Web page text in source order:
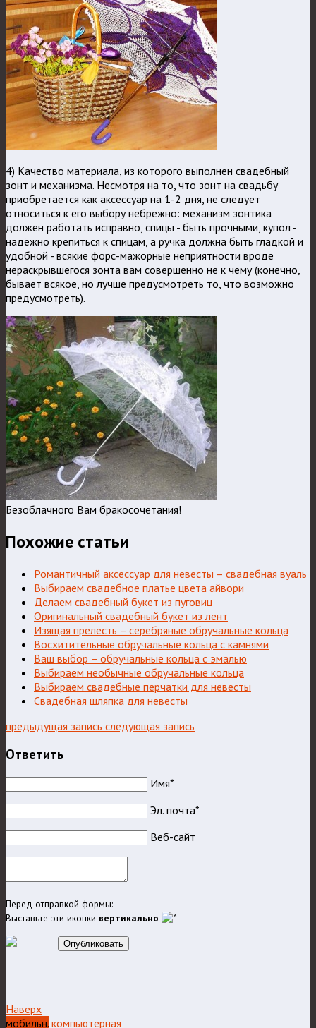
4) Качество материала, из которого выполнен свадебный
зонт и механизма. Несмотря на то, что зонт на свадьбу
приобретается как аксессуар на 1-2 дня, не следует
относиться к его выбору небрежно: механизм зонтика
должен работать исправно, спицы - быть прочными, купол -
надёжно крепиться к спицам, а ручка должна быть гладкой и
удобной - всякие форс-мажорные неприятности вроде
нераскрывшегося зонта вам совершенно не к чему (конечно,
бывает всякое, но лучше предусмотреть то, что возможно
предусмотреть).
Безоблачного Вам бракосочетания!
Похожие статьи
Романтичный аксессуар для невесты – свадебная вуаль
Выбираем свадебное платье цвета айвори
Делаем свадебный букет из пуговиц
Оригинальный свадебный букет из лент
Изящая прелесть – серебряные обручальные кольца
Восхитительные обручальные кольца с камнями
Ваш выбор – обручальные кольца с эмалью
Выбираем необычные обручальные кольца
Выбираем свадебные перчатки для невесты
Свадебная шляпка для невесты
предыдущая запись следующая запись
Ответить
Имя*
Эл. почта*
Веб-сайт
Перед отправкой формы:
Выставьте эти иконки вертикально
Опубликовать
Наверх
мобильн. компьютерная